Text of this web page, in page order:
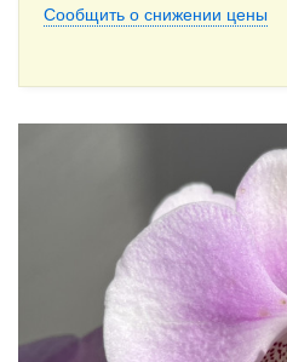
Сообщить о снижении цены